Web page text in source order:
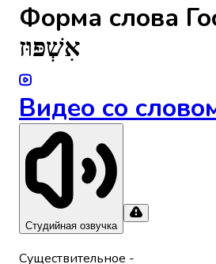
Форма слова
אִשְׁפּוּז
Видео со
Студийная озвучка
Существительное -